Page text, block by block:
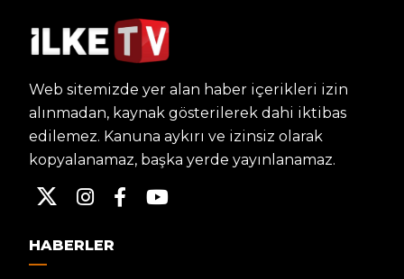
Web sitemizde yer alan haber içerikleri izin
alınmadan, kaynak gösterilerek dahi iktibas
edilemez. Kanuna aykırı ve izinsiz olarak
kopyalanamaz, başka yerde yayınlanamaz.
HABERLER